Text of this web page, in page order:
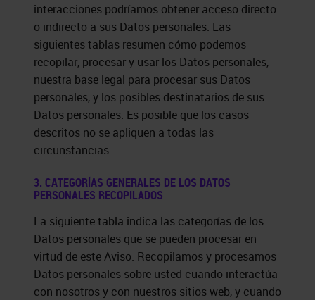
interacciones podríamos obtener acceso directo
o indirecto a sus Datos personales. Las
siguientes tablas resumen cómo podemos
recopilar, procesar y usar los Datos personales,
nuestra base legal para procesar sus Datos
personales, y los posibles destinatarios de sus
Datos personales. Es posible que los casos
descritos no se apliquen a todas las
circunstancias.
3. CATEGORÍAS GENERALES DE LOS DATOS
PERSONALES RECOPILADOS
La siguiente tabla indica las categorías de los
Datos personales que se pueden procesar en
virtud de este Aviso. Recopilamos y procesamos
Datos personales sobre usted cuando interactúa
con nosotros y con nuestros sitios web, y cuando